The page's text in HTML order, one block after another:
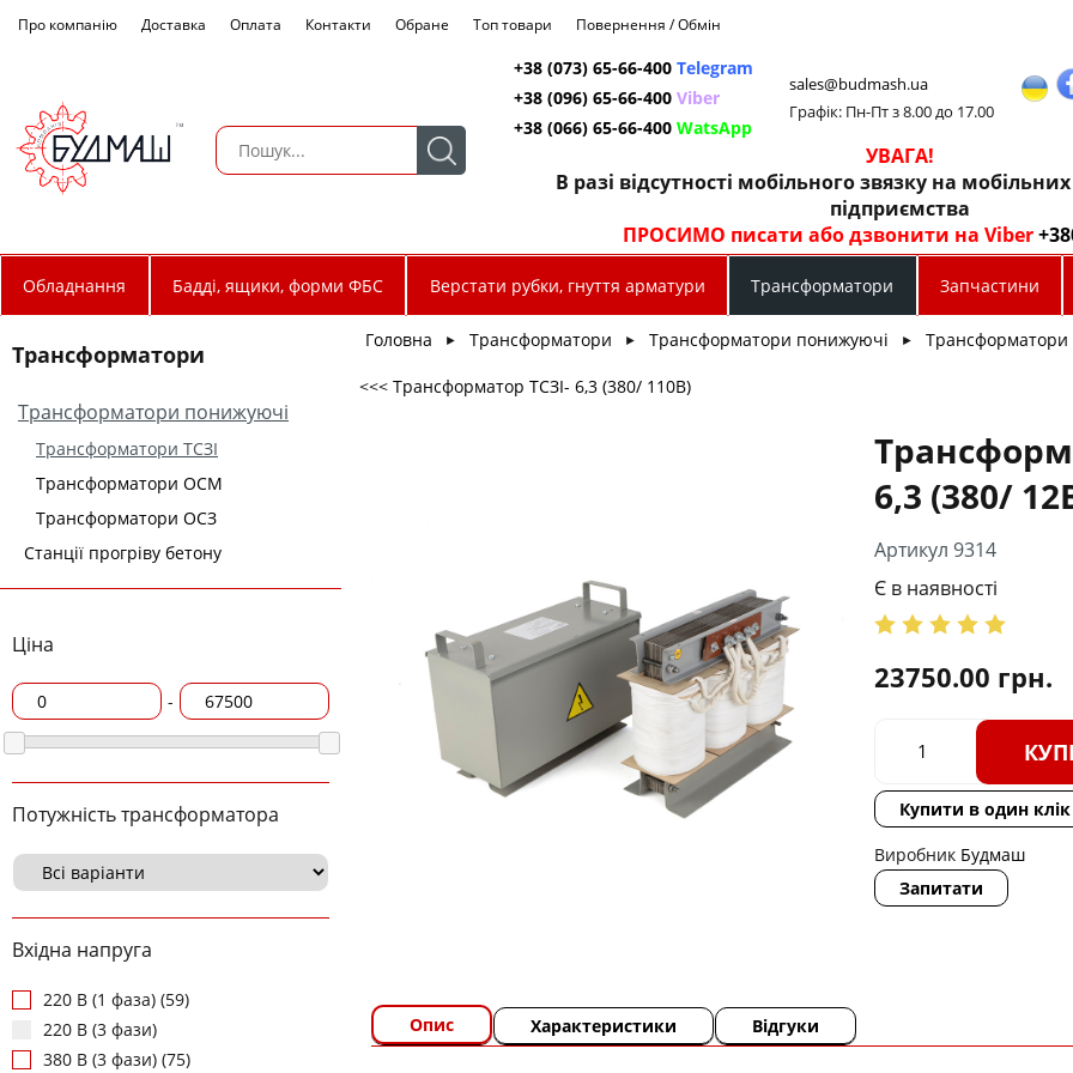
Про компанію Доставка Оплата Контакти Обране Топ товари Повернення / Обмін
+38 (073) 65-66-400 Telegram
+38 (096) 65-66-400 Viber
+38 (066) 65-66-400 WatsApp
sales@budmash.ua
Графік: Пн-Пт з 8.00 до 17.00
УВАГА!
В разі відсутності мобільного звязку на
підприємства
ПРОСИМО писати або дзвонити на Viber
Обладнання Бадді, ящики, форми ФБС Верстати рубки, гнуття арматури Трансформатори Запчастини
Трансформатори
Трансформатори понижуючі
Трансформатори ТСЗІ
Трансформатори ОСМ
Трансформатори ОСЗ
Станції прогріву бетону
Ціна
-
Потужність трансформатора
Вхідна напруга
220 В (1 фаза) (59)
220 В (3 фази)
380 В (3 фази) (75)
Головна ► Трансформатори ► Трансформатори понижуючі ► Трансформатори
<<< Трансформатор ТСЗІ- 6,3 (380/ 110В)
6,3 (380/
Артикул 9314
Є в наявності
23750.00 грн.
Купити в один клік
Виробник Будмаш
Запитати
Опис Характеристики Відгуки